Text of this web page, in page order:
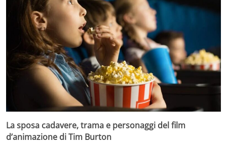
La sposa cadavere, trama e personaggi del film
d’animazione di Tim Burton